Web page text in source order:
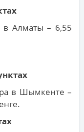
в Алматы – 6,55
в Шымкенте –